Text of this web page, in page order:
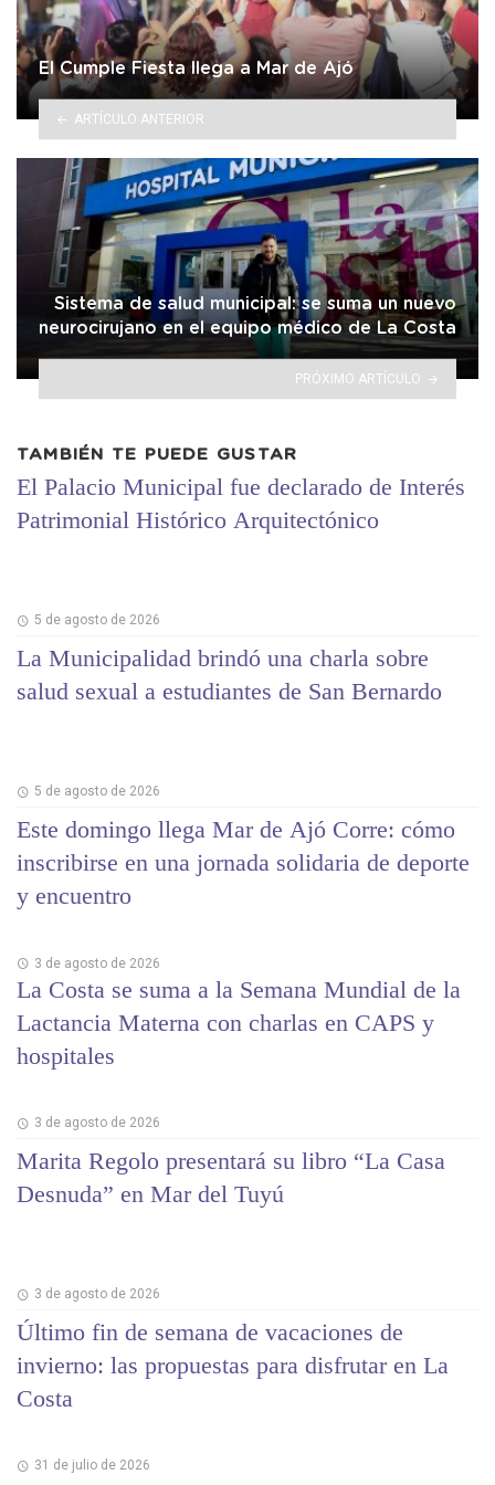
El Cumple Fiesta llega a Mar de Ajó
ARTÍCULO ANTERIOR
Sistema de salud municipal: se suma un nuevo
neurocirujano en el equipo médico de La Costa
PRÓXIMO ARTÍCULO
TAMBIÉN TE PUEDE GUSTAR
El Palacio Municipal fue declarado de Interés
Patrimonial Histórico Arquitectónico
5 de agosto de 2026
La Municipalidad brindó una charla sobre
salud sexual a estudiantes de San Bernardo
5 de agosto de 2026
Este domingo llega Mar de Ajó Corre: cómo
inscribirse en una jornada solidaria de deporte
y encuentro
3 de agosto de 2026
La Costa se suma a la Semana Mundial de la
Lactancia Materna con charlas en CAPS y
hospitales
3 de agosto de 2026
Marita Regolo presentará su libro “La Casa
Desnuda” en Mar del Tuyú
3 de agosto de 2026
Último fin de semana de vacaciones de
invierno: las propuestas para disfrutar en La
Costa
31 de julio de 2026